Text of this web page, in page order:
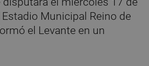
Municipal Reino de
el Levante en un